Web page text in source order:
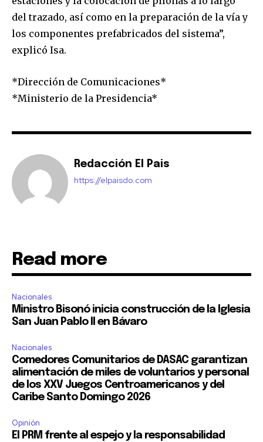
del trazado, así como en la preparación de la vía y
los componentes prefabricados del sistema”,
explicó Isa.
*Dirección de Comunicaciones*
*Ministerio de la Presidencia*
Redacción El Pais
https://elpaisdo.com
Read more
Nacionales
Ministro Bisonó inicia construcción de la Iglesia
San Juan Pablo II en Bávaro
Nacionales
Comedores Comunitarios de DASAC garantizan
alimentación de miles de voluntarios y personal
de los XXV Juegos Centroamericanos y del
Caribe Santo Domingo 2026
Opinión
El PRM frente al espejo y la responsabilidad